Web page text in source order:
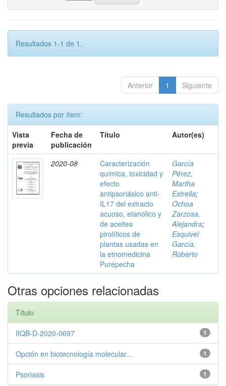
Resultados 1-1 de 1.
Anterior 1 Siguiente
Resultados por ítem:
Vista
previa
Fecha de
publicación
Título Autor(es)
2020-08
Caracterización
química, toxicidad y
efecto
antipsoriásico anti-
IL17 del extracto
acuoso, etanólico y
de aceites
pirolíticos de
plantas usadas en
la etnomedicina
Purépecha
García
Pérez,
Martha
Estrella;
Ochoa
Zarzosa,
Alejandra;
Esquivel
García,
Roberto
Otras opciones relacionadas
Título
1
IIQB-D-2020-0697
1
Opción en biotecnología molecular...
1
Psoriasis